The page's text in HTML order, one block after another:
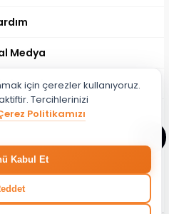
Medya
Hizmetleri
Hattı
51 26
Maili
Destek Hattı
için çerezler kullanıyoruz.
Tercihlerinizi
Politikamızı
Kabul Et